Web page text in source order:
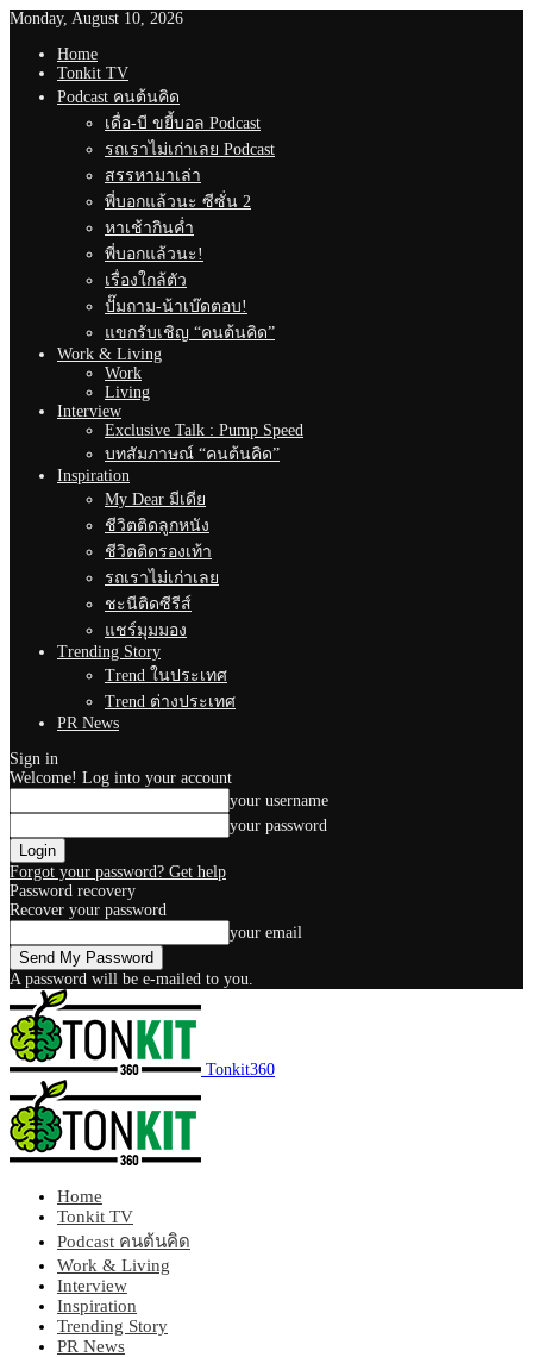
Monday, August 10, 2026
Home
Tonkit TV
Podcast คนต้นคิด
เดื่อ-บี ขยี้บอล Podcast
รถเราไม่เก่าเลย Podcast
สรรหามาเล่า
พี่บอกแล้วนะ ซีซั่น 2
หาเช้ากินค่ำ
พี่บอกแล้วนะ!
เรื่องใกล้ตัว
ปั๊มถาม-น้าเบ๊ดตอบ!
แขกรับเชิญ “คนต้นคิด”
Work & Living
Work
Living
Interview
Exclusive Talk : Pump Speed
บทสัมภาษณ์ “คนต้นคิด”
Inspiration
My Dear มีเดีย
ชีวิตติดลูกหนัง
ชีวิตติดรองเท้า
รถเราไม่เก่าเลย
ชะนีติดซีรีส์
แชร์มุมมอง
Trending Story
Trend ในประเทศ
Trend ต่างประเทศ
PR News
Sign in
Welcome! Log into your account
your username
your password
Forgot your password? Get help
Password recovery
Recover your password
your email
A password will be e-mailed to you.
Tonkit360
Home
Tonkit TV
Podcast คนต้นคิด
Work & Living
Interview
Inspiration
Trending Story
PR News